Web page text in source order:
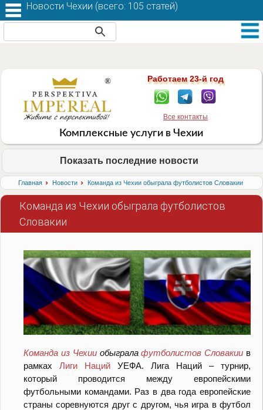
Работаем 23-й год
Все контакты
Комплексные услуги в Чехии
Показать последние новости
Главная › Новости › Команда из Чехии обыграла футболистов Словакии
Команда из Чехии обыграла футболистов
Словакии
Команда из Чехииобыгралафутболистов Словакии в
рамках Лиги Наций УЕФА. Лига Наций – турнир,
который проводится между европейскими
футбольными командами. Раз в два года европейские
страны соревнуются друг с другом, чья игра в футбол
Новости Чехии (всего: 105 статей)